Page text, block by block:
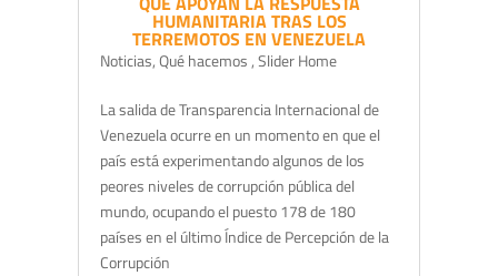
HUMANITARIA TRAS LOS
TERREMOTOS EN VENEZUELA
Noticias,Qué hacemos,Slider Home
La salida de Transparencia Internacional de
Venezuela ocurre en un momento en que el
país está experimentando algunos de los
peores niveles de corrupción pública del
mundo, ocupando el puesto 178 de 180
países en el último Índice de Percepción de la
Corrupción